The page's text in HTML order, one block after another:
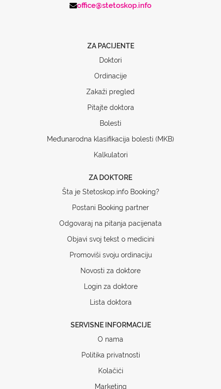
office@stetoskop.info
ZA PACIJENTE
Doktori
Ordinacije
Zakaži pregled
Pitajte doktora
Bolesti
Međunarodna klasifikacija bolesti (MKB)
Kalkulatori
ZA DOKTORE
Šta je Stetoskop.info Booking?
Postani Booking partner
Odgovaraj na pitanja pacijenata
Objavi svoj tekst o medicini
Promoviši svoju ordinaciju
Novosti za doktore
Login za doktore
Lista doktora
SERVISNE INFORMACIJE
O nama
Politika privatnosti
Kolačići
Marketing